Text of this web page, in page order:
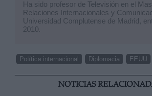
Ha sido profesor de Televisión en el
Relaciones Internacionales y
Universidad Complutense de Madrid,
2010.
Política internacional Diplomacia EEUU
NOTICIAS